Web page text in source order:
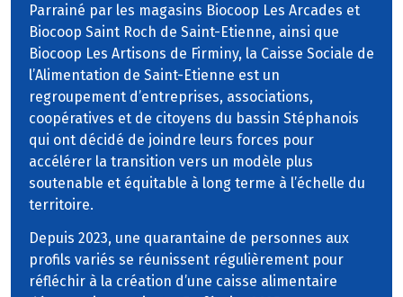
Parrainé par les magasins Biocoop Les Arcades et
Biocoop Saint Roch de Saint-Etienne, ainsi que
Biocoop Les Artisons de Firminy, la Caisse Sociale de
l’Alimentation de Saint-Etienne est un
regroupement d’entreprises, associations,
coopératives et de citoyens du bassin Stéphanois
qui ont décidé de joindre leurs forces pour
accélérer la transition vers un modèle plus
soutenable et équitable à long terme à l’échelle du
territoire.
Depuis 2023, une quarantaine de personnes aux
profils variés se réunissent régulièrement pour
réfléchir à la création d’une caisse alimentaire